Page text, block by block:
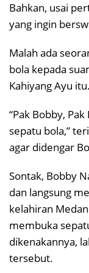
Bahkan, usai
yang ingin
Malah ada
bola kepada
Kahiyang Ayu itu.
“Pak Bobby,
sepatu bola,”
agar didengar
Sontak, Bobby
dan langsung
kelahiran
membuka
dikenakannya,
tersebut.